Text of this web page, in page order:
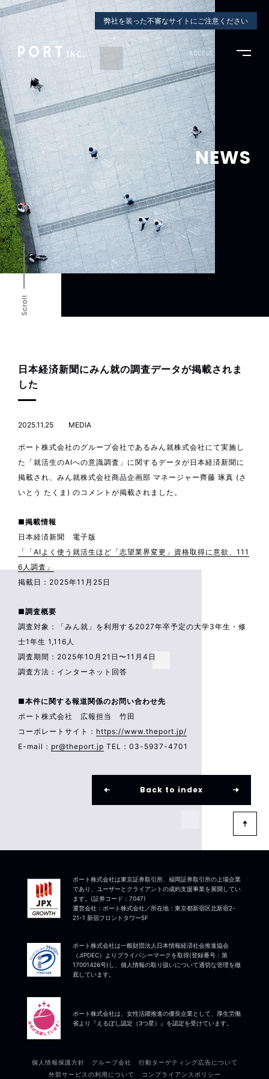
弊社を装った不審なサイトにご注意ください
ACCESS
NEWS
Scroll
日本経済新聞にみん就の調査データが掲載されま
した
2025.11.25 MEDIA
ポート株式会社のグループ会社であるみん就株式会社にて実施し
た「就活生のAIへの意識調査」に関するデータが日本経済新聞に
掲載され、みん就株式会社商品企画部 マネージャー齊藤 琢真 (さ
いとう たくま) のコメントが掲載されました。
■掲載情報
日本経済新聞 電子版
「「AIよく使う就活生ほど「志望業界変更」資格取得に意欲、111
6人調査」
掲載日：2025年11月25日
■調査概要
調査対象：「みん就」を利用する2027年卒予定の大学3年生・修
士1年生 1,116人
調査期間：2025年10月21日〜11月4日
調査方法：インターネット回答
■本件に関する報道関係のお問い合わせ先
ポート株式会社 広報担当 竹田
コーポレートサイト： https://www.theport.jp/
E-mail： pr@theport.jp TEL：03-5937-4701
Back to index
ポート株式会社は一般財団法人日本情報経済社会推進協会
（JIPDEC）よりプライバシーマークを取得(登録番号：第
17001426号)し、個人情報の取り扱いについて適切な管理を徹
底しています。
ポート株式会社は東京証券取引所、福岡証券取引所の上場企業
であり、ユーザーとクライアントの成約支援事業を展開してい
ます。(証券コード：7047)
運営会社：ポート株式会社／所在地：東京都新宿区北新宿2-
21-1 新宿フロントタワー5F
ポート株式会社は、女性活躍推進の優良企業として、厚生労働
省より『えるぼし認定（3つ星）』を認定を受けています。
個人情報保護方針 グループ会社
行動ターゲティング広告について
外部サービスの利用について
コンプライアンスポリシー